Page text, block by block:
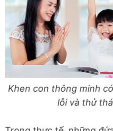
Khen con thông minh
lỗi và thử